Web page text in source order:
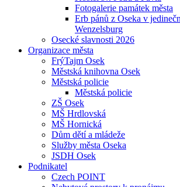
Fotogalerie památek města
Erb pánů z Oseka v
Wenzelsburg
Osecké slavnosti 2026
Organizace města
FrýTajm Osek
Městská knihovna Osek
Městská policie
Městská policie
ZŠ Osek
MŠ Hrdlovská
MŠ Hornická
Dům dětí a mládeže
Služby města Oseka
JSDH Osek
Podnikatel
Czech POINT